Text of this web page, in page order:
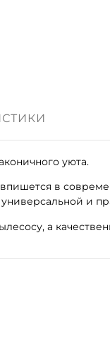
уюта.
в
и
а